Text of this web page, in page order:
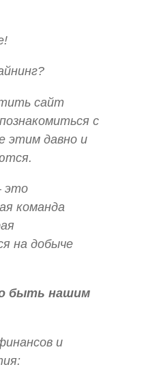
сайт
с
этим давно и
это
команда
на добыче
быть нашим
и